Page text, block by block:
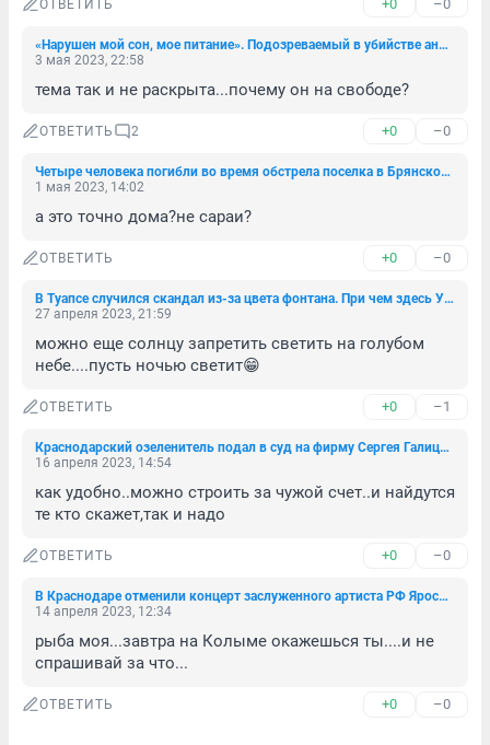
ОТВЕТИТЬ +0 –0
«Нарушен мой сон, мое питание». Подозреваемый в убийстве аниматоров рецидивист отрицает свою вину
3 мая 2023, 22:58
тема так и не раскрыта...почему он на свободе?
ОТВЕТИТЬ 2 +0 –0
Четыре человека погибли во время обстрела поселка в Брянской области. Новости СВО за 30 апреля
1 мая 2023, 14:02
а это точно дома?не сараи?
ОТВЕТИТЬ +0 –0
В Туапсе случился скандал из-за цвета фонтана. При чем здесь Украина?
27 апреля 2023, 21:59
можно еще солнцу запретить светить на голубом
небе....пусть ночью светит😁
ОТВЕТИТЬ +0 –1
Краснодарский озеленитель подал в суд на фирму Сергея Галицкого
16 апреля 2023, 14:54
как удобно..можно строить за чужой счет..и найдутся
те кто скажет,так и надо
ОТВЕТИТЬ +0 –0
В Краснодаре отменили концерт заслуженного артиста РФ Ярослава Евдокимова
14 апреля 2023, 12:34
рыба моя...завтра на Колыме окажешься ты....и не
спрашивай за что...
ОТВЕТИТЬ +0 –0